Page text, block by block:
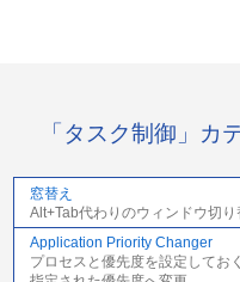
「タスク制御」カ
窓替え
Alt+Tab代わりのウィンドウ切り
Application Priority Changer
プロセスと優先度を設定してお